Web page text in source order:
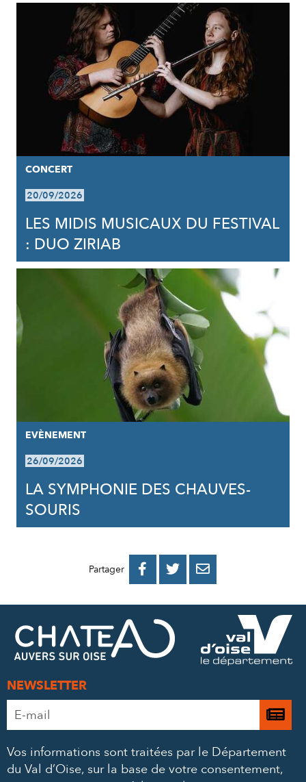
CONCERT
20/09/2026
LES MIDIS MUSICAUX DU FESTIVAL
: DUO ZIRIAB
EVÈNEMENT
26/09/2026
LA SYMPHONIE DES CHAUVES-
SOURIS
Partager 
PARTAGER
FACEBOOK
PARTAGER
PARTAGER
MAIL
NEWSLETTER
Adresse
e-
*
Je
à
Vos informations sont traitées par le Département
du Val d’Oise, sur la base de votre consentement,